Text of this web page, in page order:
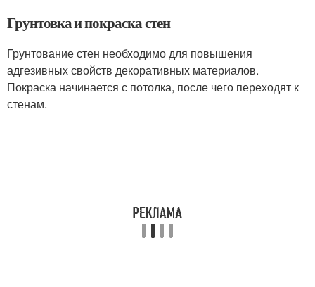
Грунтовка и покраска стен
Грунтование стен необходимо для повышения
адгезивных свойств декоративных материалов.
Покраска начинается с потолка, после чего переходят к
стенам.